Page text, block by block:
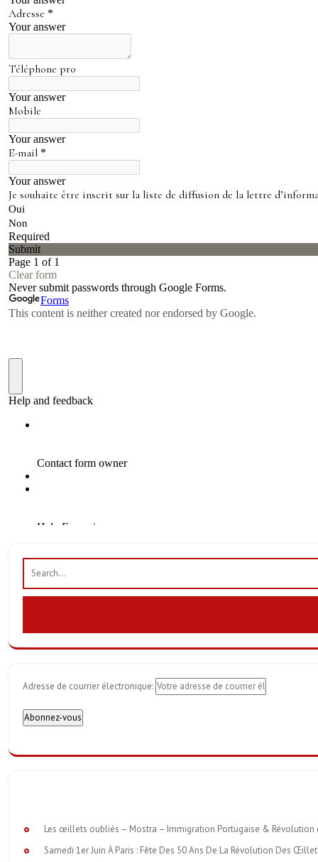
Adresse de courrier électronique:
Les œillets oubliés – Mostra – Immigration Portugaise &
Samedi 1er Juin À Paris : Fête Des 50 Ans De La Révolution Des